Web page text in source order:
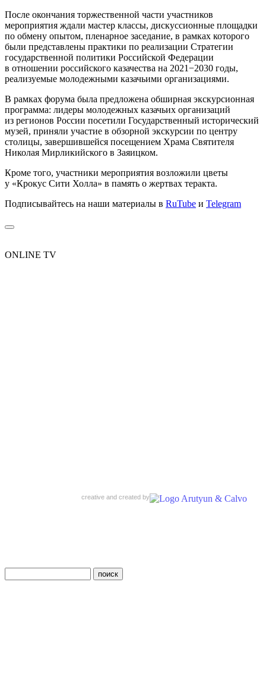
creative and created by
После окончания торжественной части участников
мероприятия ждали мастер классы, дискуссионные площадки
по обмену опытом, пленарное заседание, в рамках которого
были представлены практики по реализации Стратегии
государственной политики Российской Федерации
в отношении российского казачества на 2021−2030 годы,
реализуемые молодежными казачьими организациями.
В рамках форума была предложена обширная экскурсионная
программа: лидеры молодежных казачьих организаций
из регионов России посетили Государственный исторический
музей, приняли участие в обзорной экскурсии по центру
столицы, завершившейся посещением Храма Святителя
Николая Мирликийского в Заяицком.
Кроме того, участники мероприятия возложили цветы
у «Крокус Сити Холла» в память о жертвах теракта.
Подписывайтесь на наши материалы в RuTube и Telegram
ONLINE TV